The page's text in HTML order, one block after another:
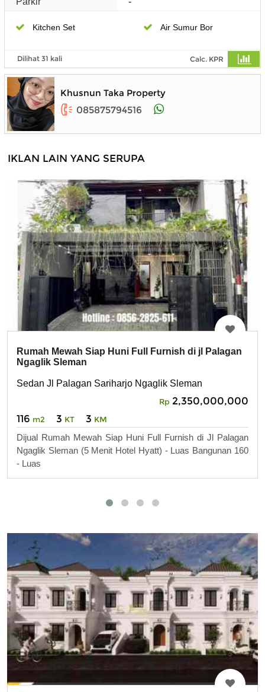
Kitchen Set Air Sumur Bor
Dilihat 31 kali Calc. KPR
Khusnun Taka Property
085875794516
IKLAN LAIN YANG SERUPA
Rumah Mewah Siap Huni Full Furnish di jl Palagan
Ngaglik Sleman
Sedan Jl Palagan Sariharjo Ngaglik Sleman
Rp 2,350,000,000
116 m2 3 KT 3 KM
Dijual Rumah Mewah Siap Huni Full Furnish di Jl Palagan
Ngaglik Sleman (5 Menit Hotel Hyatt) - Luas Bangunan 160
- Luas